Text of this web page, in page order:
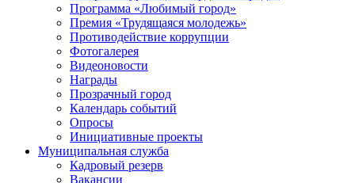
Программа «Любимый город»
Премия «Трудящаяся молодежь»
Противодействие коррупции
Фотогалерея
Видеоновости
Награды
Прозрачный город
Календарь событий
Опросы
Инициативные проекты
Муниципальная служба
Кадровый резерв
Вакансии